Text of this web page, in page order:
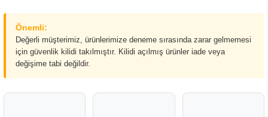
Önemli:
Değerli müşterimiz, ürünlerimize deneme sırasında zarar gelmemesi
için güvenlik kilidi takılmıştır. Kilidi açılmış ürünler iade veya
değişime tabi değildir.